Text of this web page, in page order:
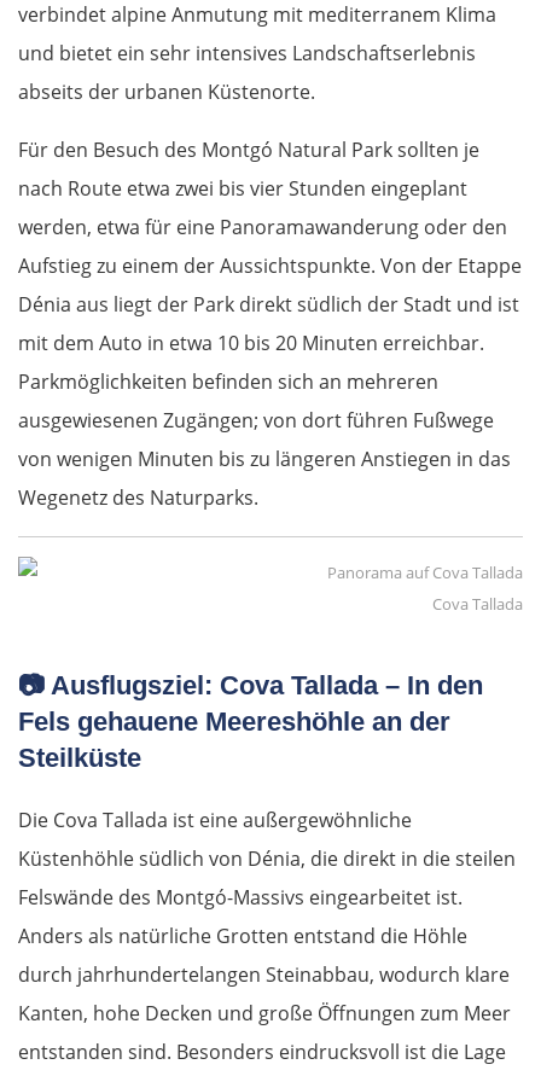
verbindet alpine Anmutung mit mediterranem Klima
und bietet ein sehr intensives Landschaftserlebnis
abseits der urbanen Küstenorte.
Für den Besuch des Montgó Natural Park sollten je
nach Route etwa zwei bis vier Stunden eingeplant
werden, etwa für eine Panorama­wanderung oder den
Aufstieg zu einem der Aussichtspunkte. Von der Etappe
Dénia aus liegt der Park direkt südlich der Stadt und ist
mit dem Auto in etwa 10 bis 20 Minuten erreichbar.
Parkmöglichkeiten befinden sich an mehreren
ausgewiesenen Zugängen; von dort führen Fußwege
von wenigen Minuten bis zu längeren Anstiegen in das
Wegenetz des Naturparks.
Cova Tallada
📷 Ausflugsziel: Cova Tallada – In den
Fels gehauene Meereshöhle an der
Steilküste
Die Cova Tallada ist eine außergewöhnliche
Küstenhöhle südlich von Dénia, die direkt in die steilen
Felswände des Montgó-Massivs eingearbeitet ist.
Anders als natürliche Grotten entstand die Höhle
durch jahrhundertelangen Steinabbau, wodurch klare
Kanten, hohe Decken und große Öffnungen zum Meer
entstanden sind. Besonders eindrucksvoll ist die Lage
Argos Orestiko
Giannitsa
Bulgarien West
Petritsch
Blagoewgrad
Sofia
Rumänien West
Craiova
Târgu Jiu
Petroșani
Diemrich
Lugosch